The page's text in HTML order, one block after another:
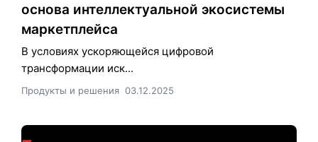
основа интеллектуальной экосистемы
маркетплейса
В условиях ускоряющейся цифровой
трансформации иск...
Продукты и решения 03.12.2025